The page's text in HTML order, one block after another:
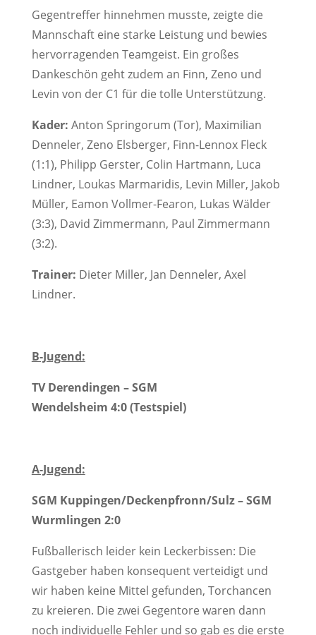
Gegentreffer hinnehmen musste, zeigte die
Mannschaft eine starke Leistung und bewies
hervorragenden Teamgeist. Ein großes
Dankeschön geht zudem an Finn, Zeno und
Levin von der C1 für die tolle Unterstützung.
Kader: Anton Springorum (Tor), Maximilian
Denneler, Zeno Elsberger, Finn-Lennox Fleck
(1:1), Philipp Gerster, Colin Hartmann, Luca
Lindner, Loukas Marmaridis, Levin Miller, Jakob
Müller, Eamon Vollmer-Fearon, Lukas Wälder
(3:3), David Zimmermann, Paul Zimmermann
(3:2).
Trainer: Dieter Miller, Jan Denneler, Axel
Lindner.
B-Jugend:
TV Derendingen – SGM
Wendelsheim 4:0 (Testspiel)
A-Jugend:
SGM Kuppingen/Deckenpfronn/Sulz – SGM
Wurmlingen 2:0
Fußballerisch leider kein Leckerbissen: Die
Gastgeber haben konsequent verteidigt und
wir haben keine Mittel gefunden, Torchancen
zu kreieren. Die zwei Gegentore waren dann
noch individuelle Fehler und so gab es die erste